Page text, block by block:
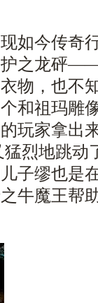
如今传奇
之龙砰
物，也不
和祖玛雕
玩家拿出
烈地跳动
子缪也是
牛魔王帮